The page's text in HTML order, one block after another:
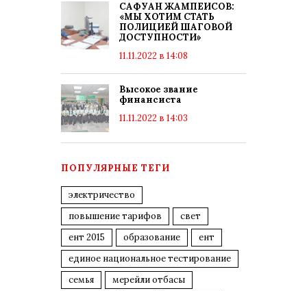
САФУАН ЖАМПЕИСОВ:
«МЫ ХОТИМ СТАТЬ
ПОЛИЦИЕЙ ШАГОВОЙ
ДОСТУПНОСТИ»
11.11.2022 в 14:08
Высокое звание
финансиста
11.11.2022 в 14:03
ПОПУЛЯРНЫЕ ТЕГИ
электричество
повышение тарифов
свет
ент 2015
образование
ент
единое национальное тестирование
семья
мерейли отбасы